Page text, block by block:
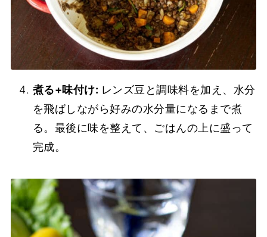
煮る+味付け: レンズ豆と調味料を加え、水分
を飛ばしながら好みの水分量になるまで煮
る。最後に味を整えて、ごはんの上に盛って
完成。